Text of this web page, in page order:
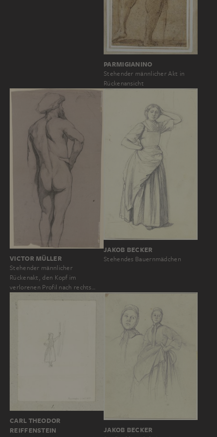
PARMIGIANINO
Stehender männlicher Akt in
Rückenansicht
VICTOR MÜLLER
Stehender männlicher
Rückenakt, den Kopf im
verlorenen Profil nach rechts…
JAKOB BECKER
Stehendes Bauernmädchen
CARL THEODOR
REIFFENSTEIN
JAKOB BECKER